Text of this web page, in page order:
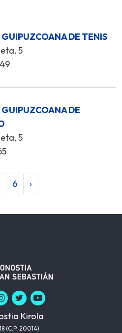
DE TENIS
5
DE
5
6 ›
Kirola
(C.P. 20014)